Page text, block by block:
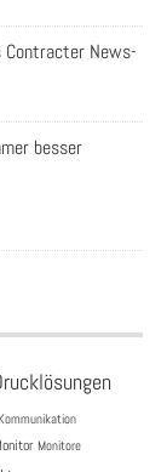
News-
besser
Monitore